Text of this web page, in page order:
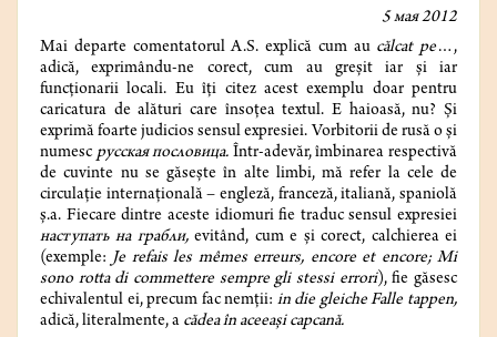
5 мая 2012
Mai departe comentatorul A.S. explică cum au călcat pe…,
adică, exprimându-ne corect, cum au greșit iar și iar
funcționarii locali. Eu îți citez acest exemplu doar pentru
caricatura de alături care însoțea textul. E haioasă, nu? Și
exprimă foarte judicios sensul expresiei. Vorbitorii de rusă o și
numescрусская пословица. Într-adevăr, îmbinarea respectivă
de cuvinte nu se găsește în alte limbi, mă refer la cele de
circulație internațională – engleză, franceză, italiană, spaniolă
ș.a. Fiecare dintre aceste idiomuri fie traduc sensul expresiei
наступать на грабли,evitând, cum e și corect, calchierea ei
(exemple: Je refais les mêmes erreurs, encore et encore; Mi
sono rotta di commettere sempre gli stessi errori), fie găsesc
echivalentul ei, precum fac nemții: in die gleiche Falle tappen,
adică, literalmente, a cădea în aceeași capcană.